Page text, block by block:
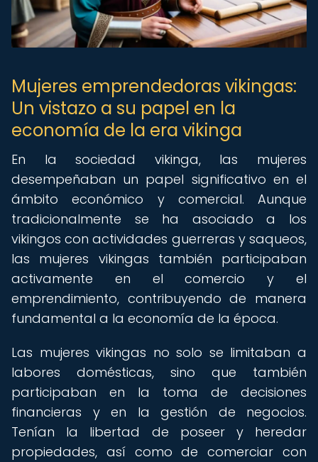
Mujeres emprendedoras vikingas:
Un vistazo a su papel en la
economía de la era vikinga
En la sociedad vikinga, las mujeres
desempeñaban un papel significativo en el
ámbito económico y comercial. Aunque
tradicionalmente se ha asociado a los
vikingos con actividades guerreras y saqueos,
las mujeres vikingas también participaban
activamente en el comercio y el
emprendimiento, contribuyendo de manera
fundamental a la economía de la época.
Las mujeres vikingas no solo se limitaban a
labores domésticas, sino que también
participaban en la toma de decisiones
financieras y en la gestión de negocios.
Tenían la libertad de poseer y heredar
propiedades, así como de comerciar con